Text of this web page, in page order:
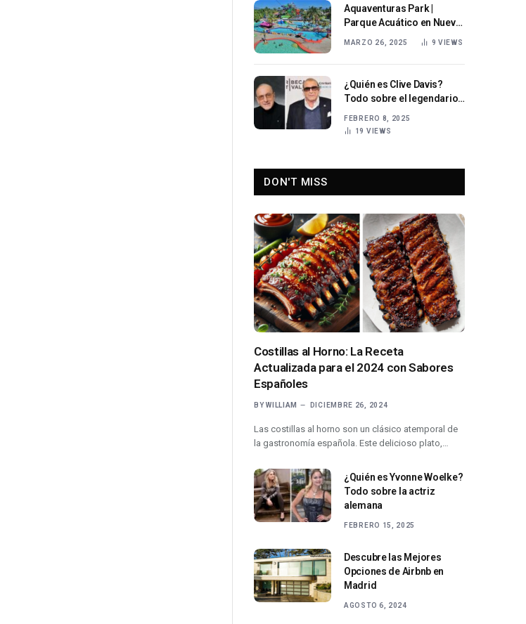
Aquaventuras Park |
Parque Acuático en Nuevo
Vallarta con Delfines y
MARZO 26, 2025 9 VIEWS
¿Quién es Clive Davis?
Todo sobre el legendario
estadounidense
FEBRERO 8, 2025
19 VIEWS
DON'T MISS
Costillas al Horno: La Receta
Actualizada para el 2024 con Sabores
Españoles
BY WILLIAM DICIEMBRE 26, 2024
Las costillas al horno son un clásico atemporal de
la gastronomía española. Este delicioso plato,…
¿Quién es Yvonne Woelke?
Todo sobre la actriz
alemana
FEBRERO 15, 2025
Descubre las Mejores
Opciones de Airbnb en
Madrid
AGOSTO 6, 2024